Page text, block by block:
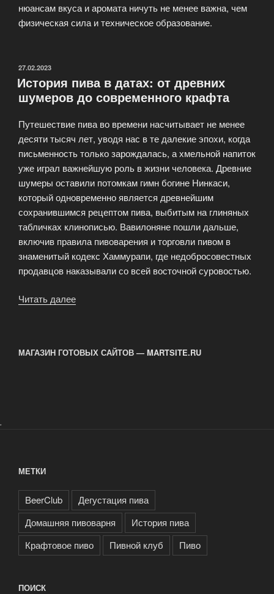
нюансам вкуса и аромата ничуть не менее важна, чем
физическая сила и техническое образование.
ОПУБЛИКОВАНО
27.02.2023
История пива в датах: от древних
шумеров до современного крафта
Путешествие пива во времени насчитывает не менее
десяти тысяч лет, уводя нас в те далекие эпохи, когда
письменность только зарождалась, а хмельной напиток
уже играл важнейшую роль в жизни человека. Древние
шумеры оставили потомкам гимн богине Нинкаси,
который одновременно является древнейшим
сохранившимся рецептом пива, выбитым на глиняных
табличках клинописью. Вавилоняне пошли дальше,
включив правила пивоварения и торговли пивом в
знаменитый кодекс Хаммурапи, где недобросовестных
продавцов наказывали со всей восточной суровостью.
Читать далее
от
МАГАЗИН ГОТОВЫХ САЙТОВ — MARTSITE.RU
.
МЕТКИ
BeerClub
Дегустация пива
Домашняя пивоварня
История пива
Крафтовое пиво
Пивной клуб Пиво
ПОИСК